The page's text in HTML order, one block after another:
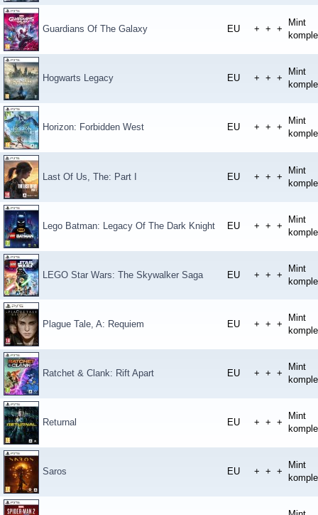
Guardians Of The Galaxy EU + + +
Mint
Hogwarts Legacy EU + + +
Mint
Horizon: Forbidden West EU + + +
Mint
Last Of Us, The: Part I EU + + +
Mint
Lego Batman: Legacy Of The Dark Knight EU + + +
Mint
LEGO Star Wars: The Skywalker Saga EU + + +
Mint
Plague Tale, A: Requiem EU + + +
Mint
Ratchet & Clank: Rift Apart EU + + +
Mint
Returnal EU + + +
Mint
Saros EU + + +
Mint